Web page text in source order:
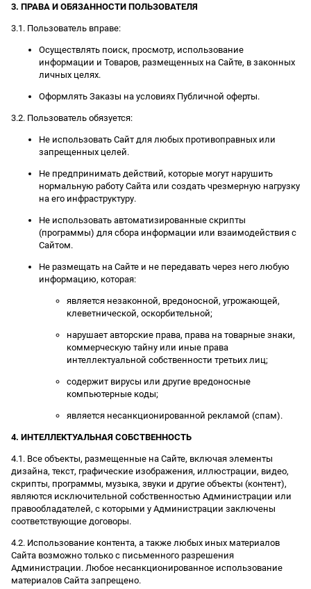
3. ПРАВА И ОБЯЗАННОСТИ ПОЛЬЗОВАТЕЛЯ
3.1. Пользователь вправе:
Осуществлять поиск, просмотр, использование
информации и Товаров, размещенных на Сайте, в законных
личных целях.
Оформлять Заказы на условиях Публичной оферты.
3.2. Пользователь обязуется:
Не использовать Сайт для любых противоправных или
запрещенных целей.
Не предпринимать действий, которые могут нарушить
нормальную работу Сайта или создать чрезмерную нагрузку
на его инфраструктуру.
Не использовать автоматизированные скрипты
(программы) для сбора информации или взаимодействия с
Сайтом.
Не размещать на Сайте и не передавать через него любую
информацию, которая:
является незаконной, вредоносной, угрожающей,
клеветнической, оскорбительной;
нарушает авторские права, права на товарные знаки,
коммерческую тайну или иные права
интеллектуальной собственности третьих лиц;
содержит вирусы или другие вредоносные
компьютерные коды;
является несанкционированной рекламой (спам).
4. ИНТЕЛЛЕКТУАЛЬНАЯ СОБСТВЕННОСТЬ
4.1. Все объекты, размещенные на Сайте, включая элементы
дизайна, текст, графические изображения, иллюстрации, видео,
скрипты, программы, музыка, звуки и другие объекты (контент),
являются исключительной собственностью Администрации или
правообладателей, с которыми у Администрации заключены
соответствующие договоры.
4.2. Использование контента, а также любых иных материалов
Сайта возможно только с письменного разрешения
Администрации. Любое несанкционированное использование
материалов Сайта запрещено.